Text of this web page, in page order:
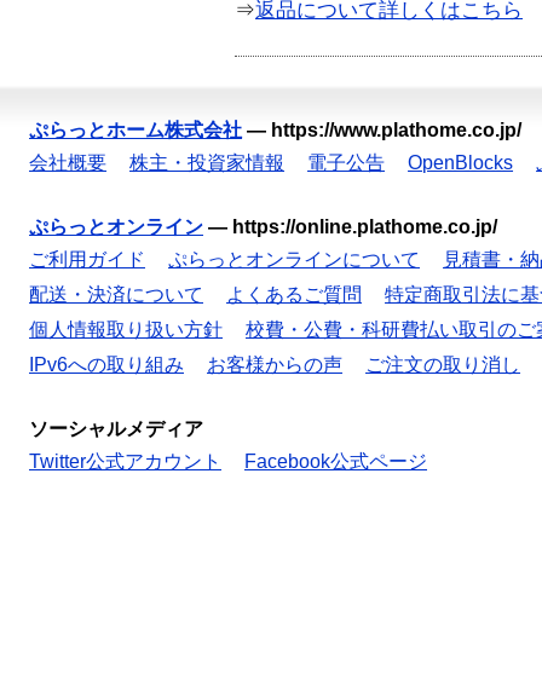
⇒返品について詳しくはこちら
ぷらっとホーム株式会社 — https://www.plathome.co.jp/
会社概要
株主・投資家情報 電子公告 OpenBlocks
ぷらっとオンライン — https://online.plathome.co.jp/
ご利用ガイド
ぷらっとオンラインについて
見積書・
配送・決済について
よくあるご質問
特定商取引法に
個人情報取り扱い方針
校費・公費・科研費払い取引のご
IPv6への取り組み
お客様からの声 ご注文の取り消し
ソーシャルメディア
Twitter公式アカウント
Facebook公式ページ